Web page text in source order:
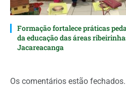
Formação fortalece práticas
da educação das áreas
Jacareacanga
Os comentários estão fechados.